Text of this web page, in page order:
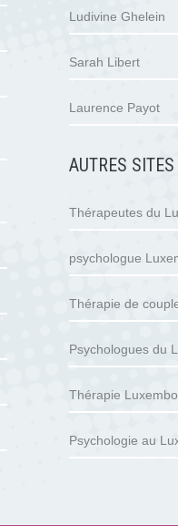
Ludivine Ghelein
Sarah Libert
Laurence Payot
AUTRES SITES
Thérapeutes du
psychologue
Thérapie de
Psychologues du
Thérapie
Psychologie au